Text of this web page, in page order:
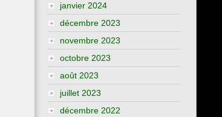
janvier 2024
décembre 2023
novembre 2023
octobre 2023
août 2023
juillet 2023
décembre 2022